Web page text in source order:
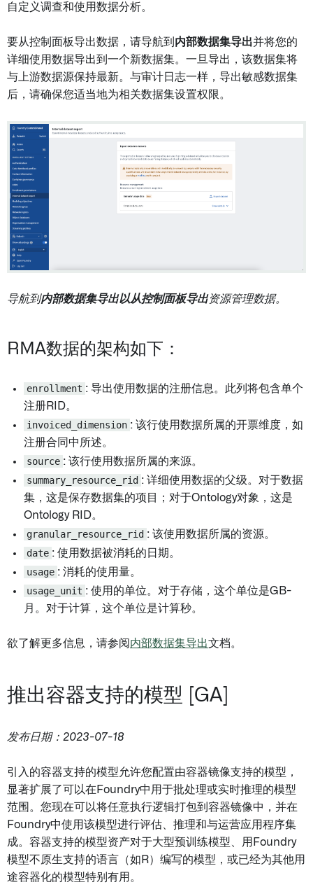
自定义调查和使用数据分析。
要从控制面板导出数据，请导航到 内部数据集导出并将您的
详细使用数据导出到一个新数据集。一旦导出，该数据集将
与上游数据源保持最新。与审计日志一样，导出敏感数据集
后，请确保您适当地为相关数据集设置权限。
导航到内部数据集导出以从控制面板导出资源管理数据。
RMA数据的架构如下：
enrollment : 导出使用数据的注册信息。此列将包含单个
注册RID。
invoiced_dimension : 该行使用数据所属的开票维度，如
注册合同中所述。
source : 该行使用数据所属的来源。
summary_resource_rid : 详细使用数据的父级。对于数据
集，这是保存数据集的项目；对于Ontology对象，这是
Ontology RID。
granular_resource_rid : 该使用数据所属的资源。
date : 使用数据被消耗的日期。
usage : 消耗的使用量。
usage_unit : 使用的单位。对于存储，这个单位是GB-
月。对于计算，这个单位是计算秒。
欲了解更多信息，请参阅 内部数据集导出文档。
推出容器支持的模型 [GA]
发布日期：2023-07-18
引入的容器支持的模型允许您配置由容器镜像支持的模型，
显著扩展了可以在Foundry中用于批处理或实时推理的模型
范围。您现在可以将任意执行逻辑打包到容器镜像中，并在
Foundry中使用该模型进行评估、推理和与运营应用程序集
成。容器支持的模型资产对于大型预训练模型、用Foundry
模型不原生支持的语言（如R）编写的模型，或已经为其他用
途容器化的模型特别有用。